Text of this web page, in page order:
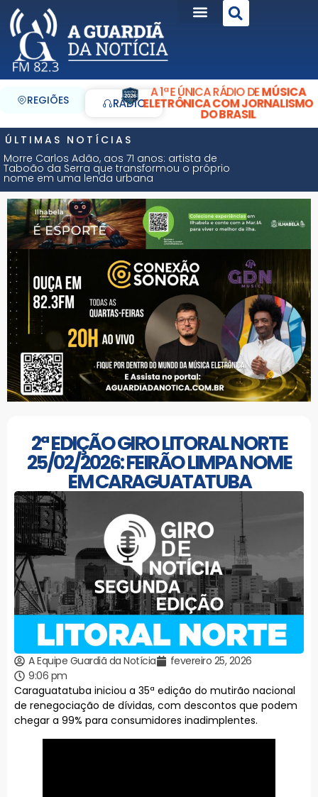
REGIÕES RÁDIO
A 1ª E ÚNICA RÁDIO DEMÚSICA
ELETRÔNICA COM JORNALISMO
DO BRASIL
ÚLTIMAS NOTÍCIAS
Morre Carlos Adão, aos 71 anos: artista de
Taboão da Serra que transformou o próprio
nome em uma lenda urbana
2ª EDIÇÃO GIRO LITORAL NORTE
25/02/2026: FEIRÃO LIMPA NOME
EM CARAGUATATUBA
A Equipe Guardiã da Notícia
fevereiro 25, 2026
9:06 pm
Caraguatatuba iniciou a 35ª edição do mutirão nacional
de renegociação de dívidas, com descontos que podem
chegar a 99% para consumidores inadimplentes.